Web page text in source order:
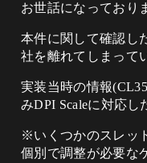
お世話になっており
本件に関して確認し
社を離れてしまって
実装当時の情報
みDPI Scaleに対応し
※いくつかのスレッ
個別で調整が必要な